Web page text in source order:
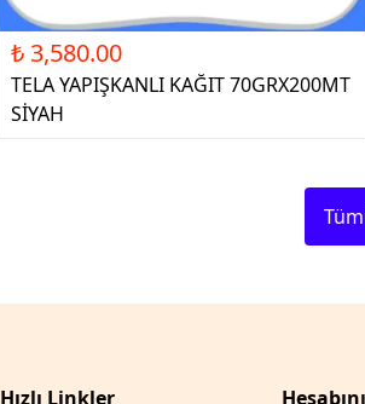
₺ 3,580.00
TELA YAPIŞKANLI KAĞIT 70GRX200MT
SİYAH
Hızlı Linkler